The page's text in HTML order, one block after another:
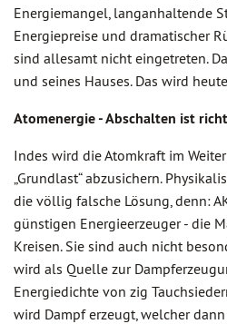
Energiemangel, langanhaltende
Energiepreise und dramatischer
sind allesamt nicht eingetreten.
und seines Hauses. Das wird
Atomenergie - Abschalten ist
Indes wird die Atomkraft im
„Grundlast“ abzusichern.
die völlig falsche Lösung, denn:
günstigen Energieerzeuger - die
Kreisen. Sie sind auch nicht
wird als Quelle zur
Energiedichte von zig
wird Dampf erzeugt, welcher